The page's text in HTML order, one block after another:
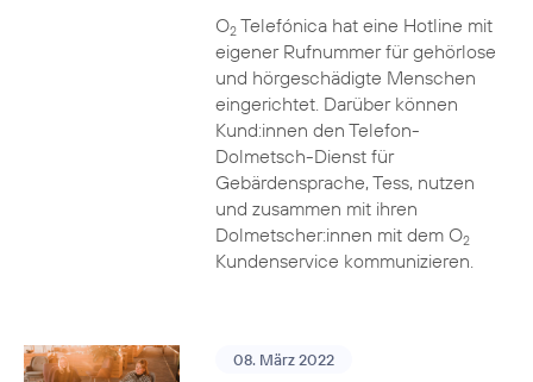
O2Telefónica hat eine Hotline mit
eigener Rufnummer für gehörlose
und hörgeschädigte Menschen
eingerichtet. Darüber können
Kund:innen den Telefon-
Dolmetsch-Dienst für
Gebärdensprache, Tess, nutzen
und zusammen mit ihren
Dolmetscher:innen mit dem O2
Kundenservice kommunizieren.
08. März 2022